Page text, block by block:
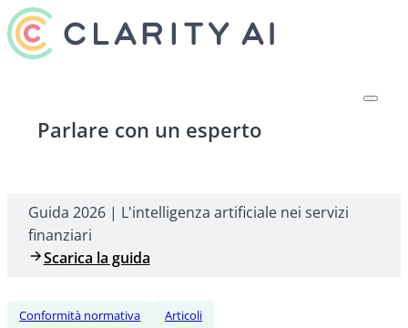
Parlare con un esperto
Guida 2026 | L'intelligenza artificiale nei servizi
finanziari
Scarica la guida
Conformità normativa Articoli